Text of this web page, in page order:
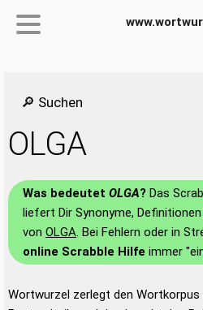
🔎 Suchen
OLGA
Was bedeutet OLGA? Das
liefert Dir Synonyme,
von OLGA. Bei Fehlern oder in
online Scrabble Hilfe immer
Wortwurzel zerlegt den Wortkorpus